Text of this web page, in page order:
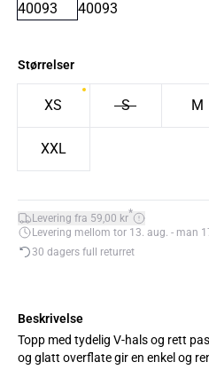
Størrelser
XS S M
XXL
Levering fra 59,00 kr*
Levering mellom tor 13. aug. - man
30 dagers full returret
Beskrivelse
Topp med tydelig V-hals og rett
og glatt overflate gir en enkel og